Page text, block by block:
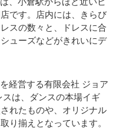
です。店内には、きらび
スの数々と、ドレスに合
ューズなどがきれいにデ
経営する有限会社 ジョア
は、ダンスの本場イギ
れたものや、オリジナル
り揃えとなっています。